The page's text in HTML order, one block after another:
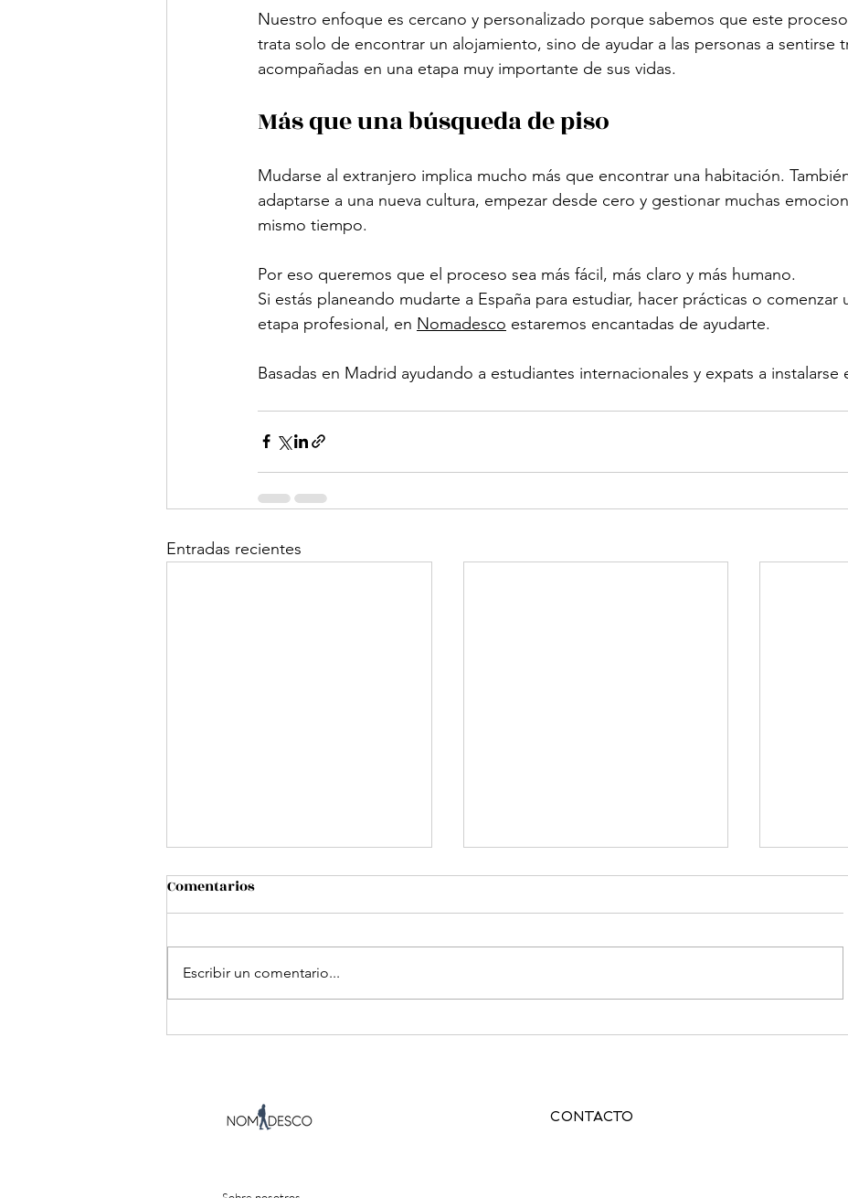
Nuestro enfoque es cercano y personalizado porque sabemos que este
trata solo de encontrar un alojamiento, sino de ayudar a las personas a sentirse
acompañadas en una etapa muy importante de sus vidas.
Más que una búsqueda de piso
Mudarse al extranjero implica mucho más que encontrar una habitación.
adaptarse a una nueva cultura, empezar desde cero y gestionar muchas
mismo tiempo.
Por eso queremos que el proceso sea más fácil, más claro y más humano.
Si estás planeando mudarte a España para estudiar, hacer prácticas o comenzar
etapa profesional, en Nomadesco estaremos encantadas de ayudarte.
Basadas en Madrid ayudando a estudiantes internacionales y expats a instalarse
Entradas recientes
Lo que aprendí ayudando a
El duelo desde lejos: cuando
¿Qué
Comentarios
Escribir un comentario...
Contacto